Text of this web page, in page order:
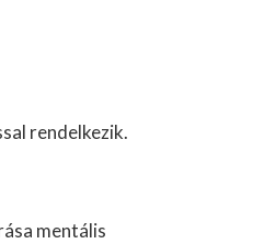
rendelkezik.
mentális